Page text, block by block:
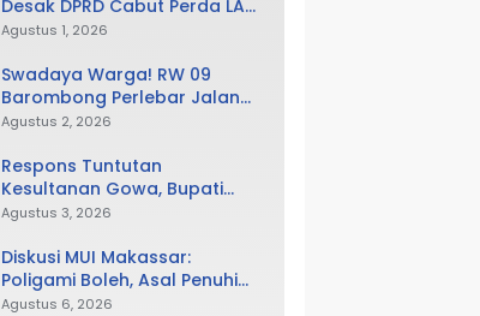
Desak DPRD Cabut Perda LAD,
Istana Balla Lompoa Diminta
Agustus 1, 2026
Swadaya Warga! RW 09
Barombong Perlebar Jalan
Lingkungan, Minta Pemkot Tak
Agustus 2, 2026
Respons Tuntutan
Kesultanan Gowa, Bupati
Husniah Buka Peluang
Direvisi Bahkan Diganti
Agustus 3, 2026
Diskusi MUI Makassar:
Poligami Boleh, Asal Penuhi
Syarat Hukum Negara
Agustus 6, 2026